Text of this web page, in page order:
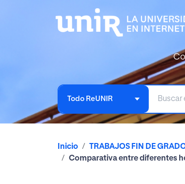
Todo ReUNIR
Inicio TRABAJOS FIN DE
Comparativa entre diferentes